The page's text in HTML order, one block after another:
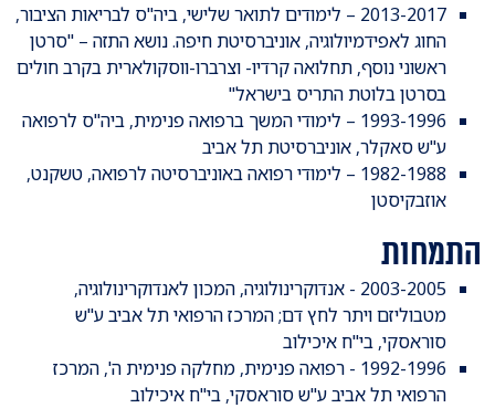
2013-2017 – לימודים לתואר שלישי, ביה"ס לבריאות הציבור,
החוג לאפידמיולוגיה, אוניברסיטת חיפה. נושא התזה – "סרטן
ראשוני נוסף, תחלואה קרדיו- וצרברו-ווסקולארית בקרב חולים
בסרטן בלוטת התריס בישראל"
1993-1996 – לימודי המשך ברפואה פנימית, ביה"ס לרפואה
ע"ש סאקלר, אוניברסיטת תל אביב
1982-1988 – לימודי רפואה באוניברסיטה לרפואה, טשקנט,
אוזבקיסטן
התמחות
2003-2005 - אנדוקרינולוגיה, המכון לאנדוקרינולוגיה,
מטבוליזם ויתר לחץ דם; המרכז הרפואי תל אביב ע"ש
סוראסקי, בי"ח איכילוב
1992-1996 - רפואה פנימית, מחלקה פנימית ה', המרכז
הרפואי תל אביב ע"ש סוראסקי, בי"ח איכילוב